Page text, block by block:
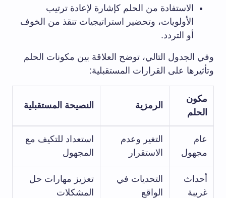
الاستفادة من الحلم كإشارة لإعادة ترتيب
الأولويات، وتحضير استراتيجيات تنقذ من الخوف
أو التردد.
وفي الجدول التالي، توضح العلاقة بين مكونات الحلم
وتأثيرها على القرارات المستقبلية:
مكون
الحلم
الرمزية النصيحة المستقبلية
عام
مجهول
التغير وعدم
الاستقرار
استعداد للتكيف مع
المجهول
أحداث
غريبة
التحديات في
الواقع
تعزيز مهارات حل
المشكلات